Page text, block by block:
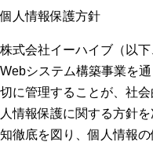
個人情報保護方針
株式会社イーハイブ（以
Webシステム構築事業を
切に管理することが、社
人情報保護に関する方針
知徹底を図り、個人情報の